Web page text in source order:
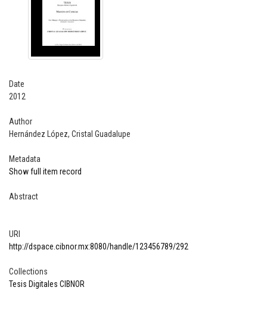
Date
2012
Author
Hernández López, Cristal Guadalupe
Metadata
Show full item record
Abstract
URI
http://dspace.cibnor.mx:8080/handle/123456789/292
Collections
Tesis Digitales CIBNOR